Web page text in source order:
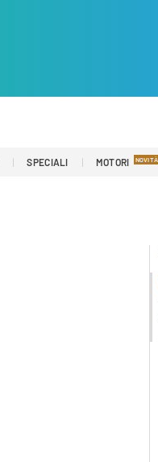
SPECIALI MOTORI